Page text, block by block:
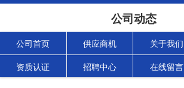
公司动态
公司首页 供应商机 关于我们
资质认证 招聘中心 在线留言